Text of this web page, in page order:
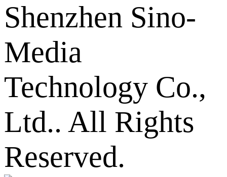
Shenzhen Sino-
Media
Technology Co.,
Ltd.. All Rights
Reserved.